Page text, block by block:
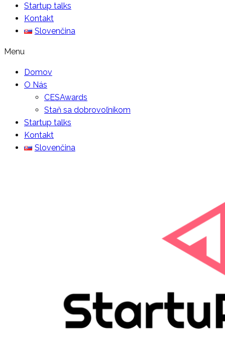
Startup talks
Kontakt
Slovenčina
Menu
Domov
O Nás
CESAwards
Staň sa dobrovoľníkom
Startup talks
Kontakt
Slovenčina